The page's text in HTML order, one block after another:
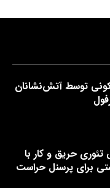
توسط آتش‌نشانان
تئوری حریق و کار با
برای پرسنل حراست